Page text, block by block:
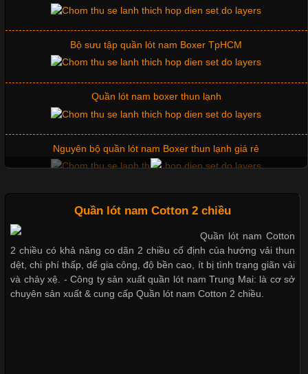
Tìm Hiểu Các Kiểu Cổ Áo Thun Được Ưa Chuộng Trong
Ngành Thời Trang
Áo thun là một trong những trang phục phổ biến nhất hiện nay
nhờ tính tiện dụng, dễ phối đồ và phù hợp với nhiều đối tượng.
quan trọng tạo nên phong cách riêng cho từng sản phẩm. Mỗi
loại cổ áo sẽ mang đến một vẻ đẹp khác
Những Mẫu Áo Thun Đồng Phục Công Ty Được Ưa
Chuộng Hiện Nay
Nguyên bộ quần lót nam Boxer thun lạnh giá rẻ
Thị hiều quần lót nam bơi lội nam và nữ 2017
Quần lót nam Cotton 2 chiều
Quần lót nam Cotton
2 chiều có khả năng co dãn 2 chiều cố định của hướng vải thun
dệt, chi phí thấp, dể gia công, độ bền cao, ít bị tình trạng giãn vải
và chảy xệ. - Công ty sản xuất quần lót nam Trung Mai: là cơ sở
chuyên sản xuất & cung cấp Quần lót nam Cotton 2 chiều.